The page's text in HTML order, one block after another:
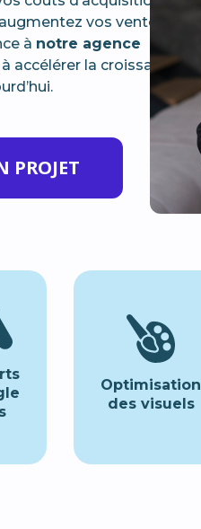
vos ventes
à notre agence
accélérer la croissance
PROJET
Optimisation
des visuels